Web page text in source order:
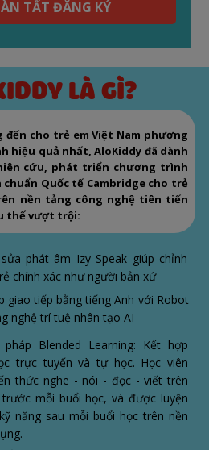
TẤT ĐĂNG KÝ
đến cho trẻ em Việt Nam phương
hiệu quả nhất, AloKiddy đã dành
cứu, phát triển chương trình
Quốc tế Cambridge cho trẻ
nền tảng công nghệ tiên tiến
thế vượt trội:
phát âm Izy Speak giúp chỉnh
chính xác như người bản xứ
giao tiếp bằng tiếng Anh với Robot
nghệ trí tuệ nhân tạo AI
Blended Learning: Kết hợp
trực tuyến và tự học. Học viên
thức nghe - nói - đọc - viết trên
mỗi buổi học, và được luyện
năng sau mỗi buổi học trên nền
LÀ GÌ?